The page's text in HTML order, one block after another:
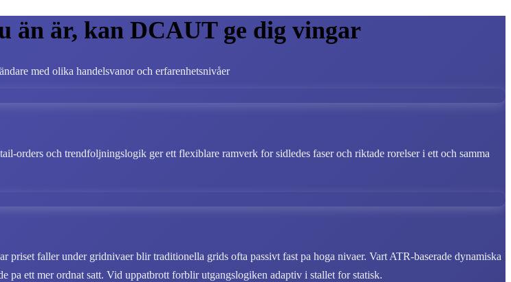
än är, kan DCAUT ge dig vingar
med olika handelsvanor och erfarenhetsnivåer
orders och trendfoljningslogik ger ett flexiblare ramverk for sidledes faser och riktade rorelser i ett och samma
priset faller under gridnivaer blir traditionella grids ofta passivt fast pa hoga nivaer. Vart ATR-baserade dynamiska
pa ett mer ordnat satt. Vid uppatbrott forblir utgangslogiken adaptiv i stallet for statisk.